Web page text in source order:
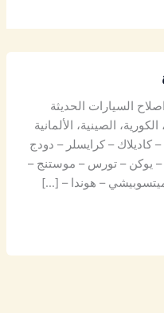
السيارات الحديثة
الصينية، الألمانية
– كرايسلر – دودج
– يوكن – تورس – موستنج –
– هوندا – […]